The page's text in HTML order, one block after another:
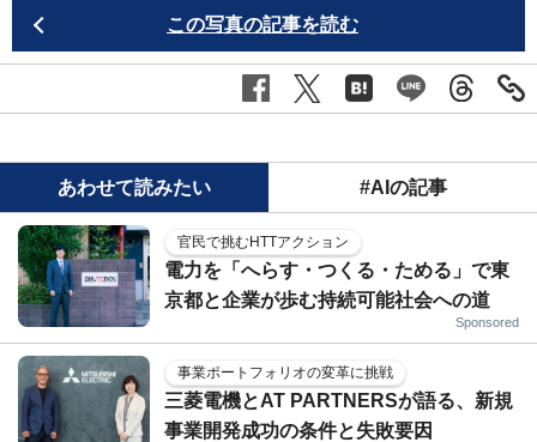
この写真の記事を読む
あわせて読みたい #AIの記事
官民で挑むHTTアクション
電力を「へらす・つくる・ためる」で東
京都と企業が歩む持続可能社会への道
Sponsored
事業ポートフォリオの変革に挑戦
三菱電機とAT PARTNERSが語る、新規
事業開発成功の条件と失敗要因